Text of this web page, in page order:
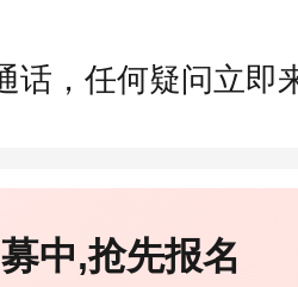
话，任何疑问立即
中,抢先报名